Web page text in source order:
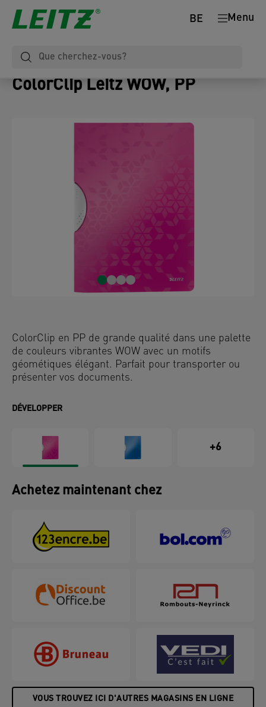
Menu
BE
ColorClip Leitz WOW, PP
ColorClip en PP de grande qualité dans une palette
de couleurs vibrantes WOW avec un motifs
géométiques élégant. Parfait pour transporter ou
présenter vos documents.
DÉVELOPPER
+6
Achetez maintenant chez
VOUS TROUVEZ ICI D'AUTRES MAGASINS EN LIGNE